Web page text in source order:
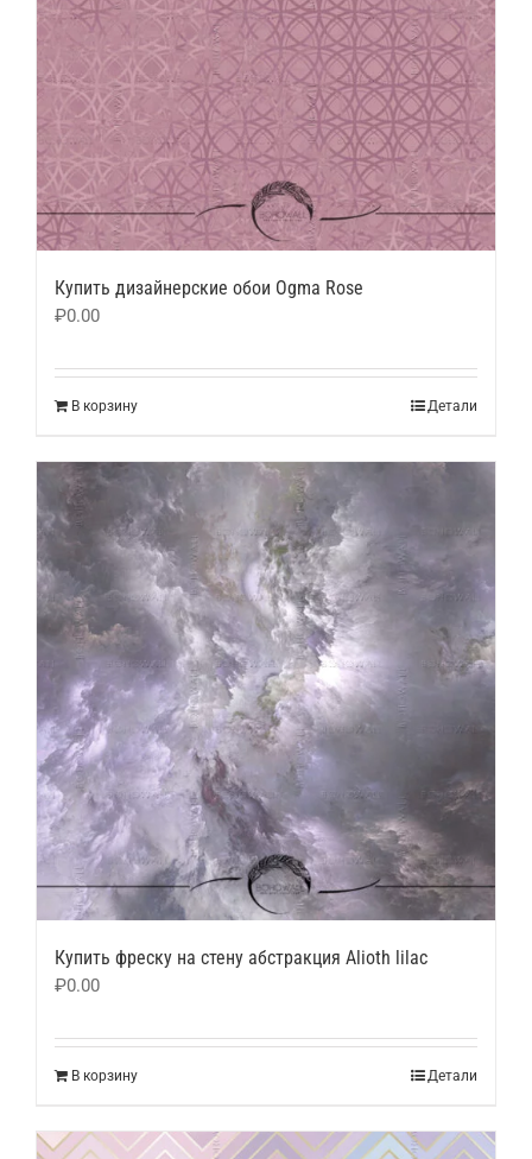
Купить дизайнерские обои Ogma Rose
₽0.00
В корзину Детали
Купить фреску на стену абстракция Alioth lilac
₽0.00
В корзину Детали